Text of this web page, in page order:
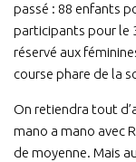
passé : 88 enfants
participants pour le
réservé aux
course phare de la
On retiendra tout
mano a mano avec
de moyenne. Mais